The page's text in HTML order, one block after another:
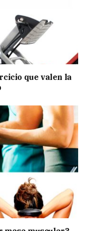
que valen la